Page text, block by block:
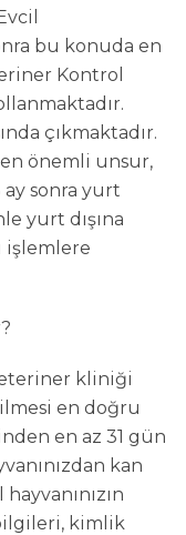
bu konuda en
Kontrol
çıkmaktadır.
önemli unsur,
ay sonra yurt
yurt dışına
işlemlere
kliniği
en doğru
en az 31 gün
kan
kimlik